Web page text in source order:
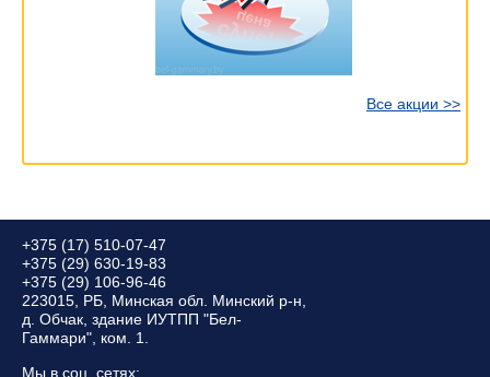
Все акции >>
+375 (17) 510-07-47
+375 (29) 630-19-83
+375 (29) 106-96-46
223015, РБ, Минская обл. Минский р-н,
д. Обчак, здание ИУТПП "Бел-
Гаммари", ком. 1.
Мы в соц. сетях: